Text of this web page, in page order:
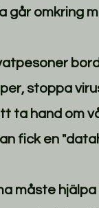
går omkring
stoppa
ta hand om
fick en
måste